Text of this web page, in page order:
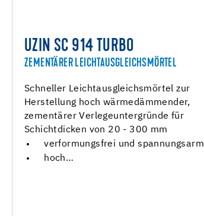
UZIN SC 914 TURBO
ZEMENTÄRER LEICHTAUSGLEICHSMÖRTEL
Schneller Leichtausgleichsmörtel zur
Herstellung hoch wärmedämmender,
zementärer Verlegeuntergründe für
Schichtdicken von 20 - 300 mm
verformungsfrei und spannungsarm
hoch…